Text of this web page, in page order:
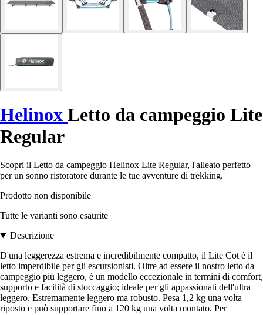
Helinox Letto da campeggio Lite
Regular
Scopri il Letto da campeggio Helinox Lite Regular, l'alleato perfetto
per un sonno ristoratore durante le tue avventure di trekking.
Prodotto non disponibile
Tutte le varianti sono esaurite
Descrizione
D'una leggerezza estrema e incredibilmente compatto, il Lite Cot è il
letto imperdibile per gli escursionisti. Oltre ad essere il nostro letto da
campeggio più leggero, è un modello eccezionale in termini di comfort,
supporto e facilità di stoccaggio; ideale per gli appassionati dell'ultra
leggero. Estremamente leggero ma robusto. Pesa 1,2 kg una volta
riposto e può supportare fino a 120 kg una volta montato. Per